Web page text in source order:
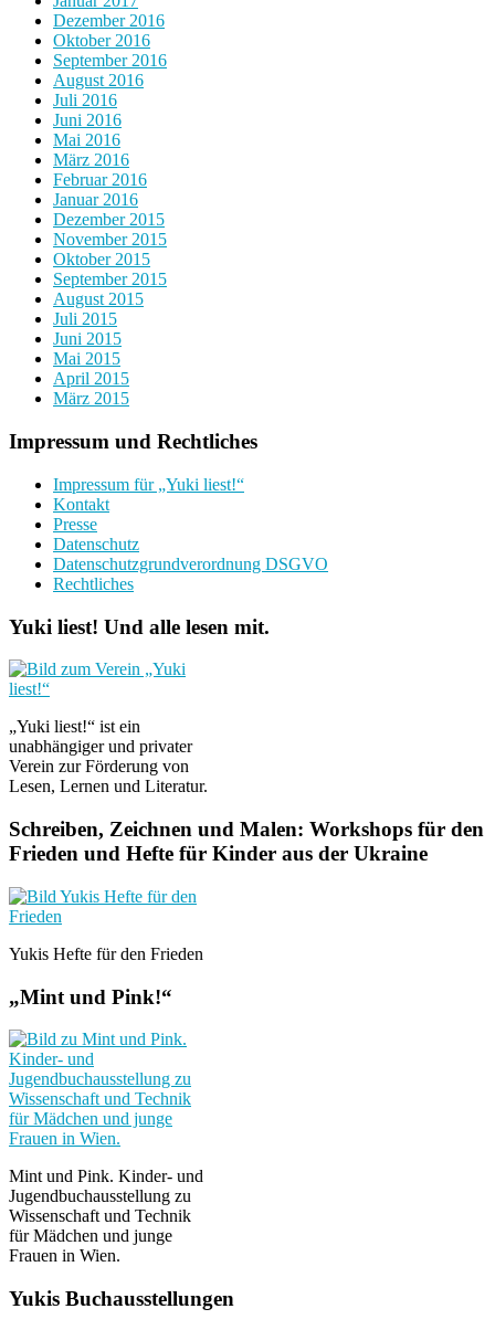
Dezember 2016
Oktober 2016
September 2016
August 2016
Juli 2016
Juni 2016
Mai 2016
März 2016
Februar 2016
Januar 2016
Dezember 2015
November 2015
Oktober 2015
September 2015
August 2015
Juli 2015
Juni 2015
Mai 2015
April 2015
März 2015
Impressum und Rechtliches
Impressum für „Yuki liest!“
Kontakt
Presse
Datenschutz
Datenschutzgrundverordnung DSGVO
Rechtliches
Yuki liest! Und alle lesen mit.
„Yuki liest!“ ist ein
unabhängiger und privater
Verein zur Förderung von
Lesen, Lernen und Literatur.
Schreiben, Zeichnen und Malen: Workshops für den
Frieden und Hefte für Kinder aus der Ukraine
Yukis Hefte für den Frieden
„Mint und Pink!“
Mint und Pink. Kinder- und
Jugendbuchausstellung zu
Wissenschaft und Technik
für Mädchen und junge
Frauen in Wien.
Yukis Buchausstellungen